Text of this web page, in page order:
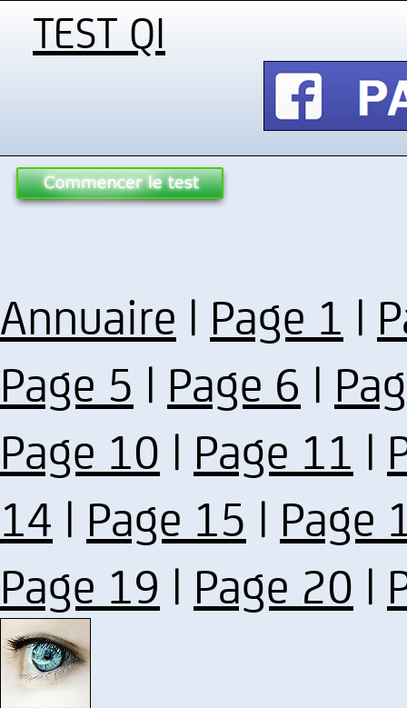
TEST QI
Annuaire | Page 1 |
Page 5 | Page 6 |
Page 10 | Page 11 |
14 | Page 15 | Page
Page 19 | Page 20 |